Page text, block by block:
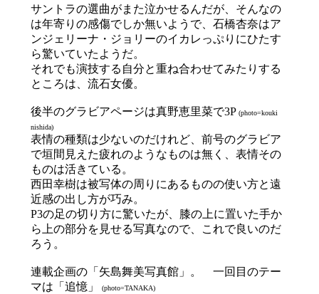
サントラの選曲がまた泣かせるんだが、そんなの
は年寄りの感傷でしか無いようで、石橋杏奈はア
ンジェリーナ・ジョリーのイカレっぷりにひたす
ら驚いていたようだ。
それでも演技する自分と重ね合わせてみたりする
ところは、流石女優。
後半のグラビアページは真野恵里菜で3P (photo=kouki
nishida)
表情の種類は少ないのだけれど、前号のグラビア
で垣間見えた疲れのようなものは無く、表情その
ものは活きている。
西田幸樹は被写体の周りにあるものの使い方と遠
近感の出し方が巧み。
P3の足の切り方に驚いたが、膝の上に置いた手か
ら上の部分を見せる写真なので、これで良いのだ
ろう。
連載企画の「矢島舞美写真館」。 一回目のテー
マは「追憶」
(photo=TANAKA)